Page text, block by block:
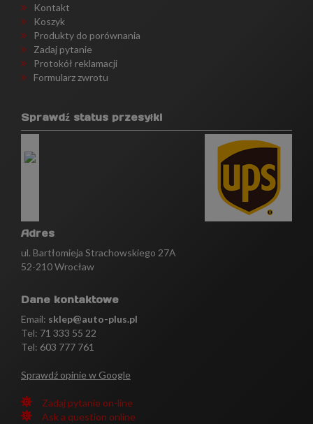
Kontakt
Koszyk
Produkty do porównania
Zadaj pytanie
Protokół reklamacji
Formularz zwrotu
Sprawdź status przesyłki
Adres
ul. Bartłomieja Strachowskiego 27A
52-210 Wrocław
Dane kontaktowe
Email: sklep@auto-plus.pl
Tel: 71 333 55 22
Tel: 603 777 761
Sprawdź opinie w Google
Zadaj pytanie on-line
Ask a question online